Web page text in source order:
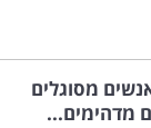
מסוגלים
מדהימים...